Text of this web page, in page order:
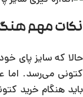
نکات مهم
حالا که سایز پای
کتونی می‌رسد. اما
باید هنگام خرید